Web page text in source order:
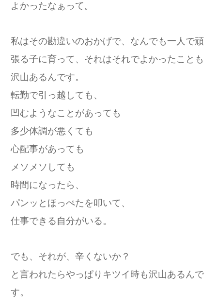
よかったなぁって。
私はその勘違いのおかげで、なんでも一人で頑
張る子に育って、それはそれでよかったことも
沢山あるんです。
転勤で引っ越しても、
凹むようなことがあっても
多少体調が悪くても
心配事があっても
メソメソしても
時間になったら、
パンッとほっぺたを叩いて、
仕事できる自分がいる。
でも、それが、辛くないか？
と言われたらやっぱりキツイ時も沢山あるんで
す。